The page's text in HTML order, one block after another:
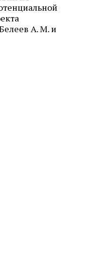
А. М. и